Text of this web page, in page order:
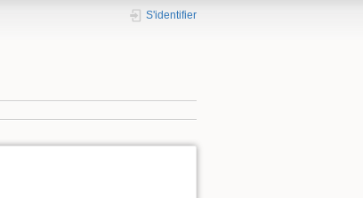
S'identifier